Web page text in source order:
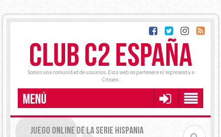
CLUB C2 ESPAÑA
Somos una comunidad de usuarios. Esta web no pertenece ni representa a
Citroën.
MENÚ
JUEGO ONLINE DE LA SERIE HISPANIA